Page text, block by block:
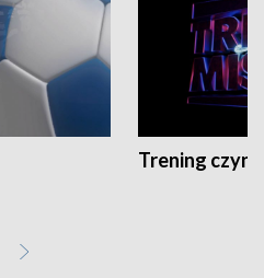
Trening czyni